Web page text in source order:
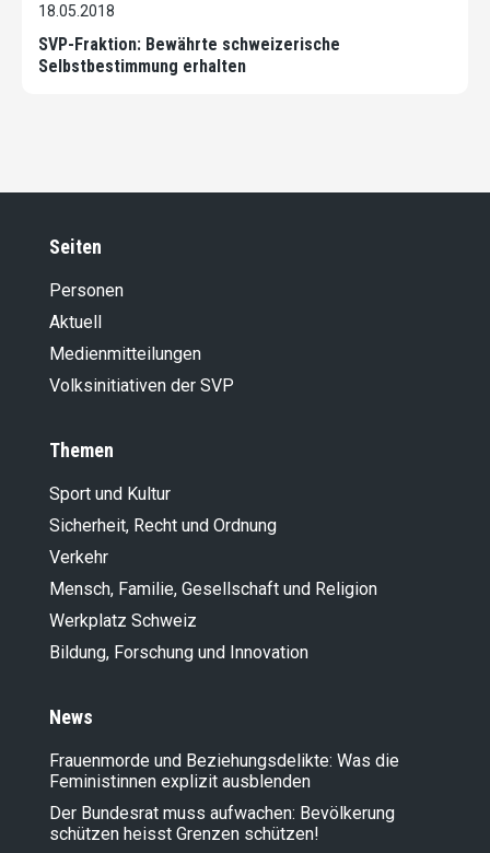
18.05.2018
SVP-Fraktion: Bewährte schweizerische
Selbstbestimmung erhalten
Seiten
Personen
Aktuell
Medienmitteilungen
Volksinitiativen der SVP
Themen
Sport und Kultur
Sicherheit, Recht und Ordnung
Verkehr
Mensch, Familie, Gesellschaft und Religion
Werkplatz Schweiz
Bildung, Forschung und Innovation
News
Frauenmorde und Beziehungsdelikte: Was die
Feministinnen explizit ausblenden
Der Bundesrat muss aufwachen: Bevölkerung
schützen heisst Grenzen schützen!